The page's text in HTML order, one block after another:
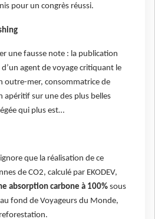
pour un congrès réussi.
une fausse note : la publication
agent de voyage critiquant le
outre-mer, consommatrice de
apéritif sur une des plus belles
qui plus est…
que la réalisation de ce
de CO2, calculé par EKODEV,
absorption carbone à 100% sous
fond de Voyageurs du Monde,